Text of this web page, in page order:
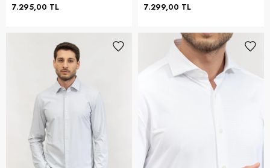
7.295,00 TL
7.299,00 TL